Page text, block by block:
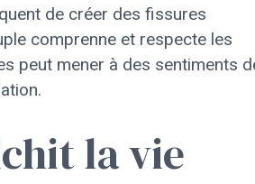
de créer des fissures
comprenne et respecte les
peut mener à des sentiments
la vie